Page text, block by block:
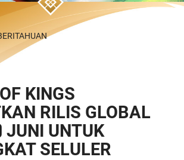
KINGS
RILIS GLOBAL
JUNI UNTUK
SELULER